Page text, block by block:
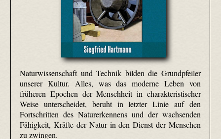
Naturwissenschaft und Technik bilden die Grundpfeiler
unserer Kultur. Alles, was das moderne Leben von
früheren Epochen der Menschheit in charakteristischer
Weise unterscheidet, beruht in letzter Linie auf den
Fortschritten des Naturerkennens und der wachsenden
Fähigkeit, Kräfte der Natur in den Dienst der Menschen
zu zwingen.